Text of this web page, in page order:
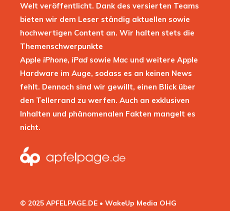
Welt veröffentlicht. Dank des versierten Teams
bieten wir dem Leser ständig aktuellen sowie
hochwertigen Content an. Wir halten stets die
Themenschwerpunkte
Apple iPhone, iPad sowie Mac und weitere Apple
Hardware im Auge, sodass es an keinen News
fehlt. Dennoch sind wir gewillt, einen Blick über
den Tellerrand zu werfen. Auch an exklusiven
Inhalten und phänomenalen Fakten mangelt es
nicht.
© 2025 APFELPAGE.DE • WakeUp Media OHG